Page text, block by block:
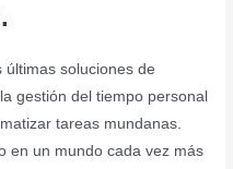
últimas soluciones de
gestión del tiempo personal
tareas mundanas.
en un mundo cada vez más